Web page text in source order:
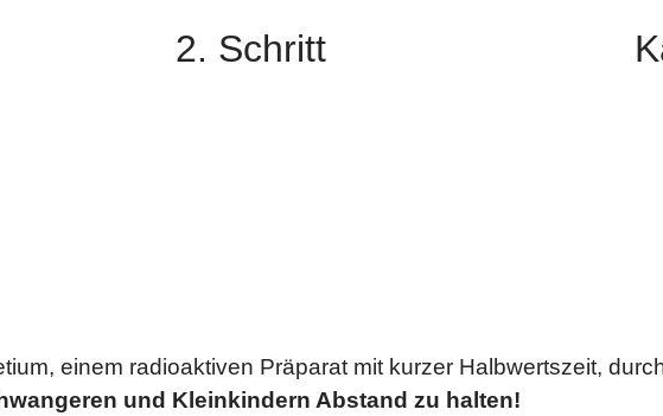
2. Schritt
im Liegen
einem radioaktiven Präparat mit kurzer Halbwertszeit,
und Kleinkindern Abstand zu halten!